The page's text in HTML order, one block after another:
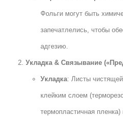
Фольги могут быть
запечатлелись, чтобы
адгезию.
Укладка & Связывание
Укладка: Листы
клейким слоем
термопластичная